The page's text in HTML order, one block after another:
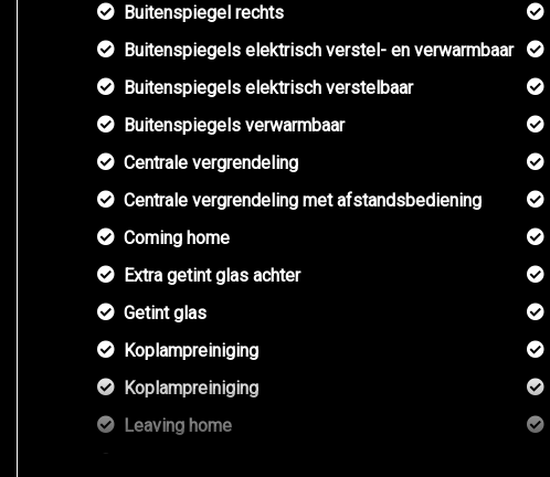
Buitenspiegel rechts
Buitenspiegels elektrisch verstel- en verwarmbaar
Buitenspiegels elektrisch verstelbaar
Buitenspiegels verwarmbaar
Centrale vergrendeling
Centrale vergrendeling met afstandsbediening
Coming home
Extra getint glas achter
Getint glas
Koplampreiniging
Koplampreiniging
Leaving home